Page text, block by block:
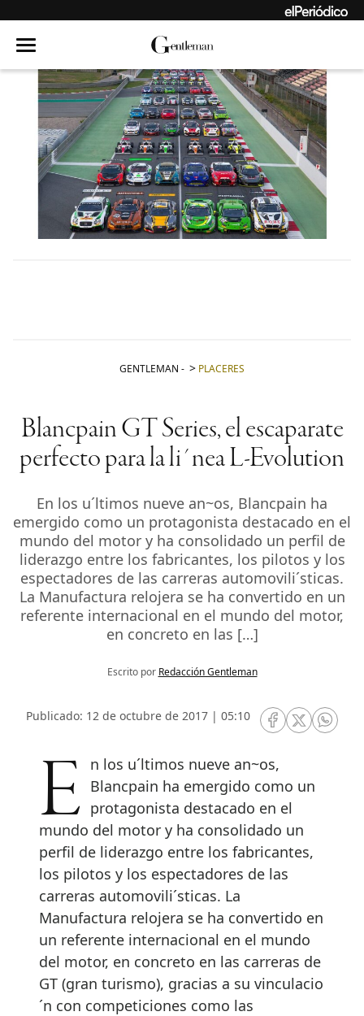
GENTLEMAN - PLACERES
Blancpain GT Series, el escaparate
perfecto para la li´nea L-Evolution
En los u´ltimos nueve an~os, Blancpain ha
emergido como un protagonista destacado en el
mundo del motor y ha consolidado un perfil de
liderazgo entre los fabricantes, los pilotos y los
espectadores de las carreras automovili´sticas.
La Manufactura relojera se ha convertido en un
referente internacional en el mundo del motor,
en concreto en las […]
Escrito por Redacción Gentleman
Publicado: 12 de octubre de 2017 | 05:10
RRSS Facebook
RRSSRRSS
En los u´ltimos nueve an~os, Blancpain ha emergido como un
protagonista destacado en el
mundo del motor y ha consolidado un
perfil de liderazgo entre los fabricantes,
los pilotos y los espectadores de las
carreras automovili´sticas. La
Manufactura relojera se ha convertido en
un referente internacional en el mundo
del motor, en concreto en las carreras de
GT (gran turismo), gracias a su vinculacio
´n con competiciones como las